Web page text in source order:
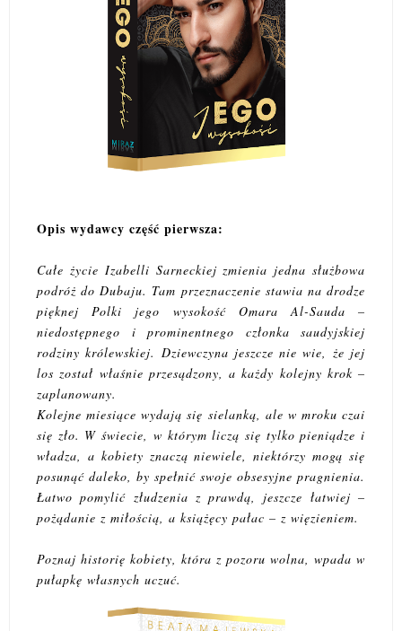
Opis wydawcy część pierwsza:
Całe życie Izabelli Sarneckiej zmienia jedna służbowa
podróż do Dubaju. Tam przeznaczenie stawia na drodze
pięknej Polki jego wysokość Omara Al-Sauda –
niedostępnego i prominentnego członka saudyjskiej
rodziny królewskiej. Dziewczyna jeszcze nie wie, że jej
los został właśnie przesądzony, a każdy kolejny krok –
zaplanowany.
Kolejne miesiące wydają się sielanką, ale w mroku czai
się zło. W świecie, w którym liczą się tylko pieniądze i
władza, a kobiety znaczą niewiele, niektórzy mogą się
posunąć daleko, by spełnić swoje obsesyjne pragnienia.
Łatwo pomylić złudzenia z prawdą, jeszcze łatwiej –
pożądanie z miłością, a książęcy pałac – z więzieniem.
Poznaj historię kobiety, która z pozoru wolna, wpada w
pułapkę własnych uczuć.